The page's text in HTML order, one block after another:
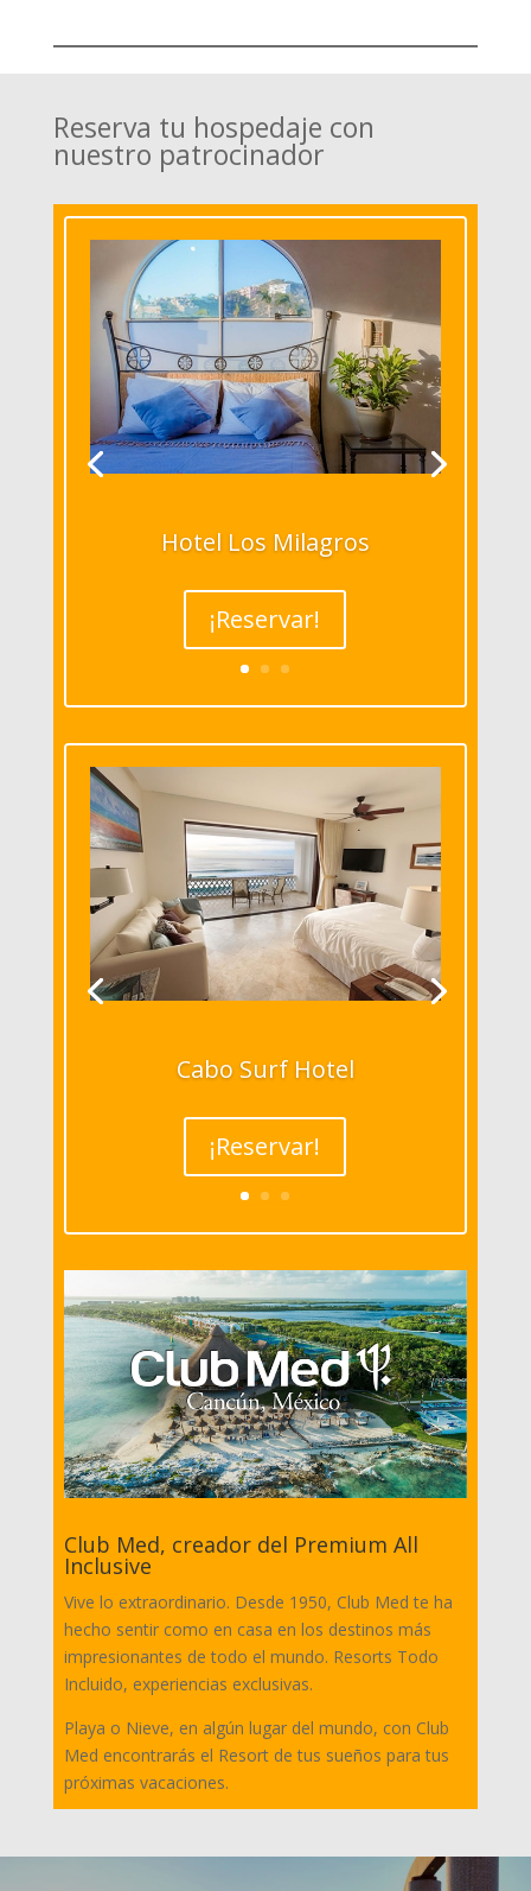
Reserva tu hospedaje con
nuestro patrocinador
Hotel Los Milagros
¡Reservar!
Cabo Surf Hotel
¡Reservar!
Club Med, creador del Premium All
Inclusive
Vive lo extraordinario. Desde 1950, Club Med te ha
hecho sentir como en casa en los destinos más
impresionantes de todo el mundo. Resorts Todo
Incluido, experiencias exclusivas.
Playa o Nieve, en algún lugar del mundo, con Club
Med encontrarás el Resort de tus sueños para tus
próximas vacaciones.